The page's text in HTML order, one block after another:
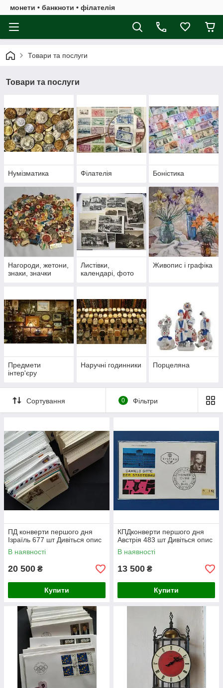
монети • банкноти • філателія
Товари та послуги
Товари та послуги
Нумізматика Філателія Боністика
Нагороди, жетони,
знаки, значки
Листівки,
календарі, фото
Живопис і графіка
Предмети
інтер'єру
Наручні годинники Порцеляна
Сортування 0 Фільтри
ПД конверти першого дня
Ізраїль 677 шт Дивіться опис
В наявності
20 500 ₴
Купити
КПДконверти першого дня
Австрія 483 шт Дивіться опис
В наявності
13 500 ₴
Купити